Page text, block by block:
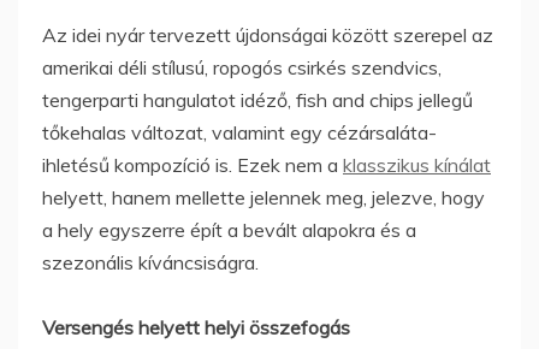
Az idei nyár tervezett újdonságai között szerepel az
amerikai déli stílusú, ropogós csirkés szendvics,
tengerparti hangulatot idéző, fish and chips jellegű
tőkehalas változat, valamint egy cézársaláta-
ihletésű kompozíció is. Ezek nem a klasszikus kínálat
helyett, hanem mellette jelennek meg, jelezve, hogy
a hely egyszerre épít a bevált alapokra és a
szezonális kíváncsiságra.
Versengés helyett helyi összefogás